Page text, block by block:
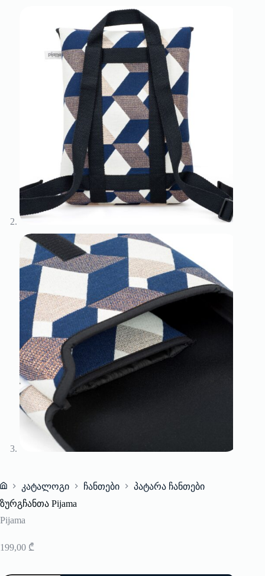
Home
კატალოგი ჩანთები
პატარა ჩანთები
ზურგჩანთა Pijama
Pijama
199,00 ₾